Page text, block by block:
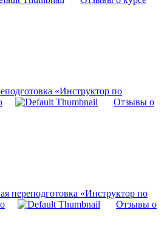
«Инструктор по
Отзывы о
переподготовка «Инструктор по
Отзывы о